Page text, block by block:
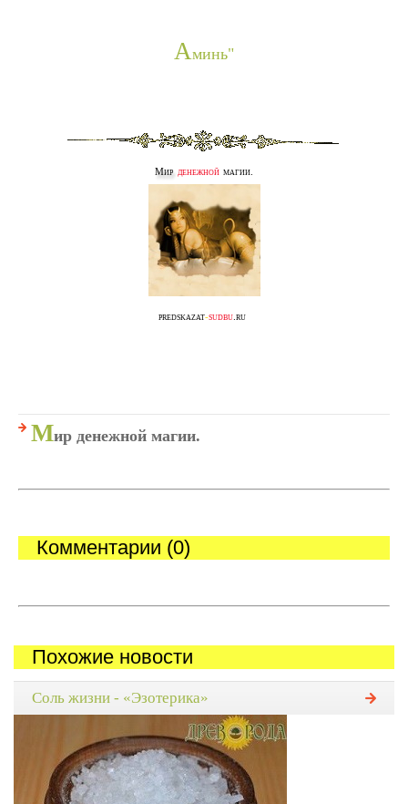
Аминь"
Мир денежноймагии.
predskazat-sudbu.ru
Мир денежной магии.
Комментарии (0)
Похожие новости
Соль жизни - «Эзотерика»